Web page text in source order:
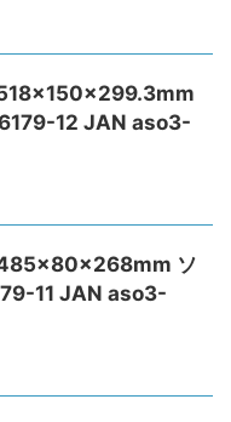
12 JAN aso3-
485×80×268mm ソ
11 JAN aso3-